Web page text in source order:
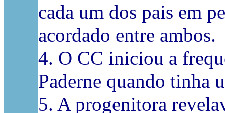
cada um dos pais em
acordado entre ambos.
4. O CC iniciou a
Paderne quando tinha
5. A progenitora